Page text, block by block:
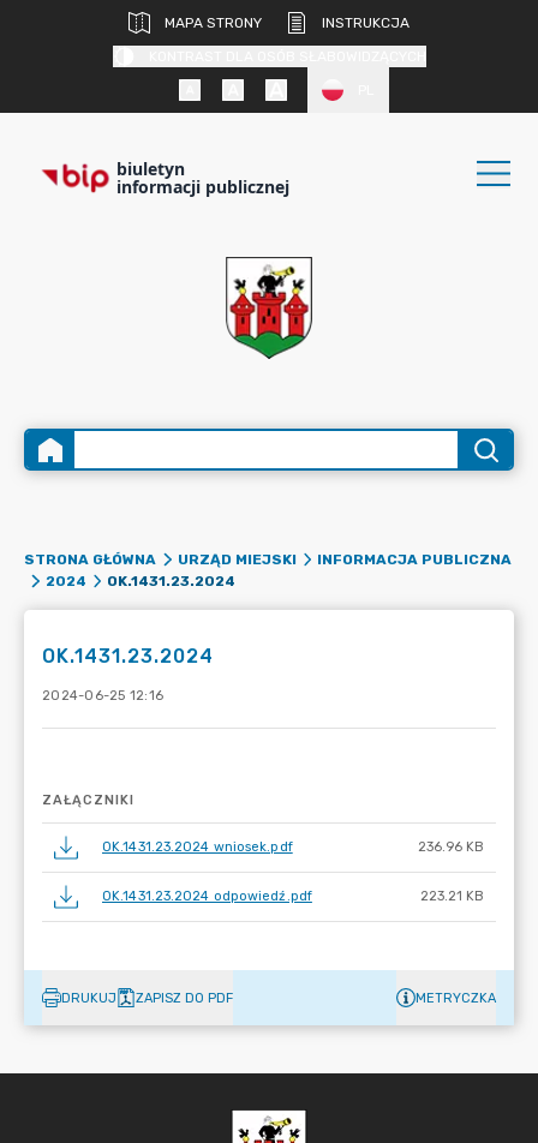
MAPA STRONY
INSTRUKCJA
biuletyn
informacji publicznej
STRONA GŁÓWNA URZĄD MIEJSKI
INFORMACJA PUBLICZNA
2024
OK.1431.23.2024
OK.1431.23.2024
2024-06-25 12:16
ZAŁĄCZNIKI
OK.1431.23.2024 wniosek.pdf 236.96 KB
OK.1431.23.2024 odpowiedź.pdf 223.21 KB
DRUKUJ ZAPISZ DO PDF METRYCZKA